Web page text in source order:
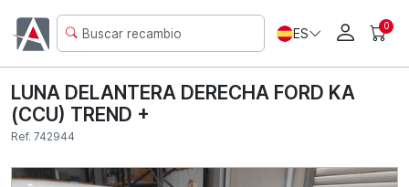
ES 0
LUNA DELANTERA DERECHA FORD KA
(CCU) TREND +
Ref. 742944